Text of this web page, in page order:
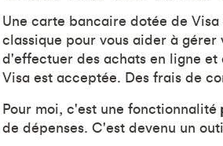
Une carte bancaire dotée de
classique pour vous aider à
d'effectuer des achats en ligne
Visa est acceptée. Des frais de
Pour moi, c'est une fonctionnalité
de dépenses. C'est devenu un